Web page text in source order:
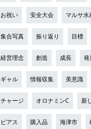
お祝い 安全大会 マルサ水
集合写真 振り返り 目標
経営理念 創造 成長 発
ギャル 情報収集 美意識
チャージ オロナミンC 新
ピアス 購入品 海津市